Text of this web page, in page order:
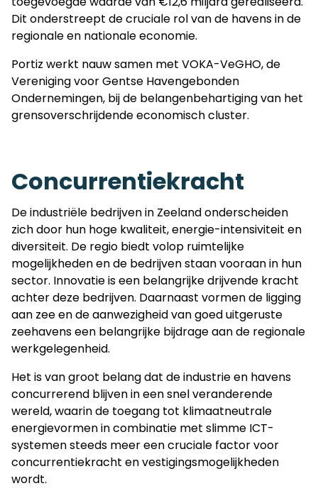
Dit onderstreept de cruciale rol van de havens in de
regionale en nationale economie.
Portiz werkt nauw samen met VOKA-VeGHO, de
Vereniging voor Gentse Havengebonden
Ondernemingen, bij de belangenbehartiging van het
grensoverschrijdende economisch cluster.
Concurrentiekracht
De industriële bedrijven in Zeeland onderscheiden
zich door hun hoge kwaliteit, energie-intensiviteit en
diversiteit. De regio biedt volop ruimtelijke
mogelijkheden en de bedrijven staan vooraan in hun
sector. Innovatie is een belangrijke drijvende kracht
achter deze bedrijven. Daarnaast vormen de ligging
aan zee en de aanwezigheid van goed uitgeruste
zeehavens een belangrijke bijdrage aan de regionale
werkgelegenheid.
Het is van groot belang dat de industrie en havens
concurrerend blijven in een snel veranderende
wereld, waarin de toegang tot klimaatneutrale
energievormen in combinatie met slimme ICT-
systemen steeds meer een cruciale factor voor
concurrentiekracht en vestigingsmogelijkheden
wordt.